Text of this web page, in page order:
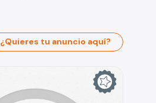
¿Quieres tu anuncio aquí?